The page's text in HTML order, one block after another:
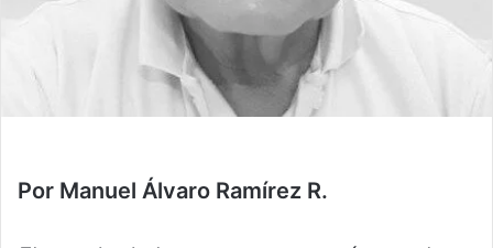
Por Manuel Álvaro Ramírez R.